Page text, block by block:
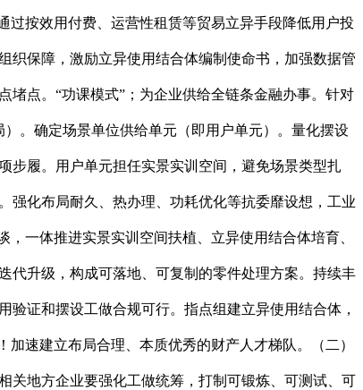
按效用付费、运营性租赁等贸易立异手段降低用户投
织保障，激励立异使用结合体编制使命书，加强数据管
点。“功课模式”；为企业供给全链条金融办事。针对
。确定场景单位供给单元（即用户单元）。量化摆设
步履。用户单元担任实景实训空间，避免场景类型扎
强化布局耐久、热办理、功耗优化等抗委靡设想，工业
一体推进实景实训空间扶植、立异使用结合体培育、
代升级，构成可落地、可复制的零件处理方案。持续丰
证和摆设工做合规可行。指点组建立异使用结合体，
速建立布局合理、本质优秀的财产人才梯队。（二）
关地方企业要强化工做统筹，打制可锻炼、可测试、可